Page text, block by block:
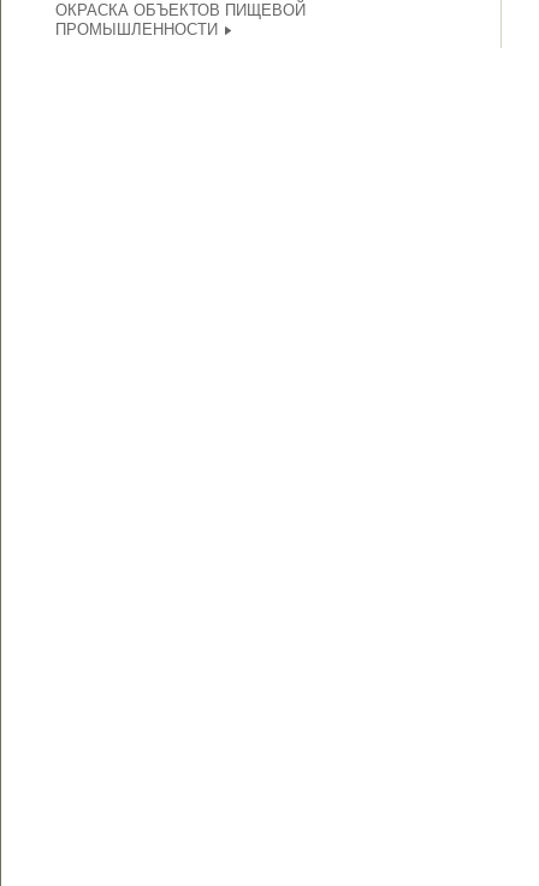
ОКРАСКА ОБЪЕКТОВ ПИЩЕВОЙ
ПРОМЫШЛЕННОСТИ